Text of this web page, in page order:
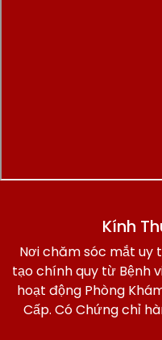
Kính
Nơi chăm sóc mắt uy
tạo chính quy từ Bệnh
hoạt động Phòng
Cấp. Có Chứng chỉ